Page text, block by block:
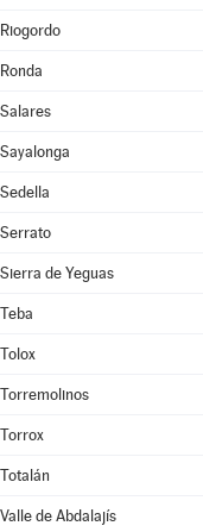
Riogordo
Ronda
Salares
Sayalonga
Sedella
Serrato
Sierra de Yeguas
Teba
Tolox
Torremolinos
Torrox
Totalán
Valle de Abdalajís